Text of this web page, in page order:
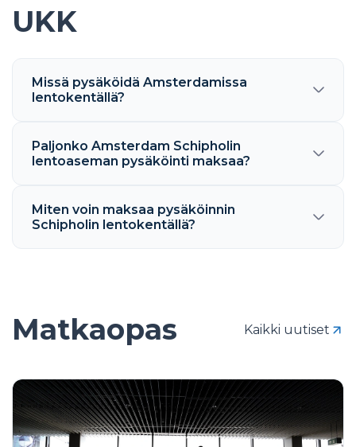
UKK
Missä pysäköidä Amsterdamissa
lentokentällä?
Paljonko Amsterdam Schipholin
lentoaseman pysäköinti maksaa?
Miten voin maksaa pysäköinnin
Schipholin lentokentällä?
Matkaopas Kaikki uutiset